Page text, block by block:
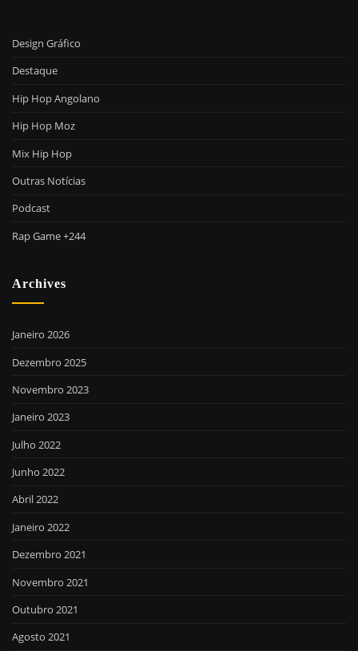
Design Gráfico
Destaque
Hip Hop Angolano
Hip Hop Moz
Mix Hip Hop
Outras Notícias
Podcast
Rap Game +244
Archives
Janeiro 2026
Dezembro 2025
Novembro 2023
Janeiro 2023
Julho 2022
Junho 2022
Abril 2022
Janeiro 2022
Dezembro 2021
Novembro 2021
Outubro 2021
Agosto 2021